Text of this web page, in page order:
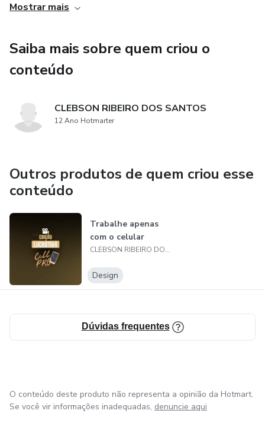
conquistarem um histórico financeiro saudável.
3. Resultados rápidos e eficientes: Com A Fórmula do
Score Alto em 7 dias, você não precisará esperar meses ou
apenas uma semana, você poderá ver uma melhora
significativa em sua pontuação de crédito.
adquirir A Fórmula do Score Alto em 7 dias, você estará
dando o primeiro passo rumo a um futuro financeiro
brilhante. Com uma pontuação de crédito alta, você terá
mais facilidade para obter empréstimos, financiamentos e
cartões de crédito com melhores condições. Isso abrirá
portas para a realização de seus sonhos, como a compra da
casa própria, um carro novo ou uma viagem dos sonhos.
Mostrar mais
Saiba mais sobre quem criou o
conteúdo
CLEBSON RIBEIRO DOS SANTOS
12 Ano Hotmarter
Outros produtos de quem criou esse
conteúdo
Trabalhe apenas
com o celular
CLEBSON RIBEIRO DOS SANTOS
Design
Dúvidas frequentes
O conteúdo deste produto não representa a opinião da Hotmart.
Se você vir informações inadequadas, denuncie aqui